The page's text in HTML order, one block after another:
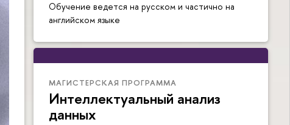
Обучение ведется на русском и частично на
английском языке
МАГИСТЕРСКАЯ ПРОГРАММА
Интеллектуальный анализ
данных